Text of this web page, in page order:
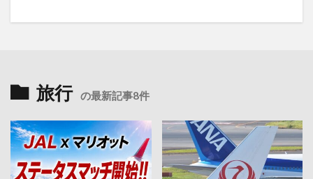
旅行 の最新記事8件